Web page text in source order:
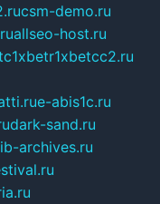
csm-demo.ru
allseo-host.ru
e-abis1c.ru
dark-sand.ru
archives.ru